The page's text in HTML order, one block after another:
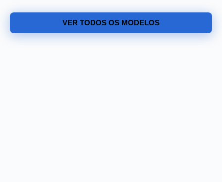
VER TODOS OS MODELOS